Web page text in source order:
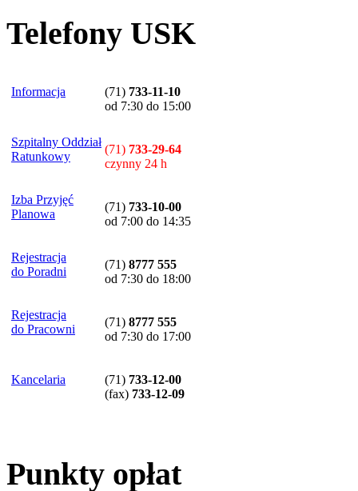
Telefony USK
Informacja (71) 733-11-10
od 7:30 do 15:00
Szpitalny Oddział
Ratunkowy
(71) 733-29-64
czynny 24 h
Izba Przyjęć
Planowa
(71) 733-10-00
od 7:00 do 14:35
Rejestracja
do Poradni
(71) 8777 555
od 7:30 do 18:00
Rejestracja
do Pracowni
(71) 8777 555
od 7:30 do 17:00
Kancelaria (71) 733-12-00
(fax) 733-12-09
Punkty opłat